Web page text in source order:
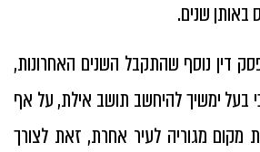
באותן שנים.
דין נוסף שהתקבל השנים האחרונות,
כי בעל ימשיך להיחשב תושב אילת, על אף
מגוריה לעיר אחרת, זאת לצורך